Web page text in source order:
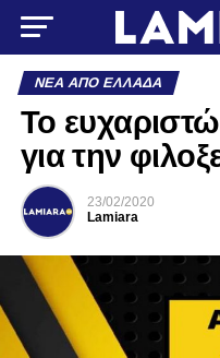
ΝΈΑ ΑΠΌ ΕΛΛΆΔΑ
Το
για την
23/02/2020
Lamiara